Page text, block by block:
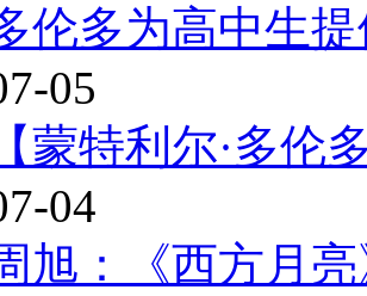
伦多为高中生
05
【蒙特利尔·多伦
04
旭：《西方月